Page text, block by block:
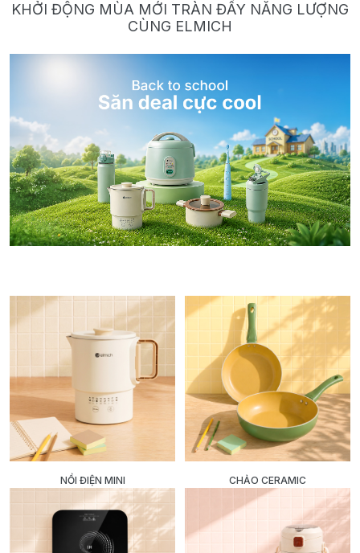
KHỞI ĐỘNG MÙA MỚI TRÀN ĐẦY NĂNG LƯỢNG
CÙNG ELMICH
NỒI ĐIỆN MINI CHẢO CERAMIC